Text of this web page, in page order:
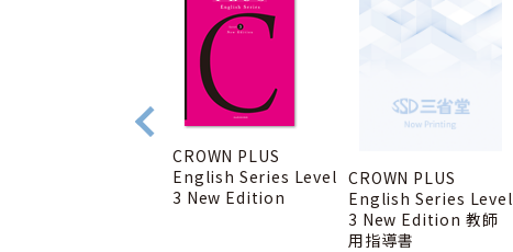
CROWN PLUS
English Series Level
3 New Edition
CROWN PLUS
English Series Level
3 New Edition 教師
用指導書